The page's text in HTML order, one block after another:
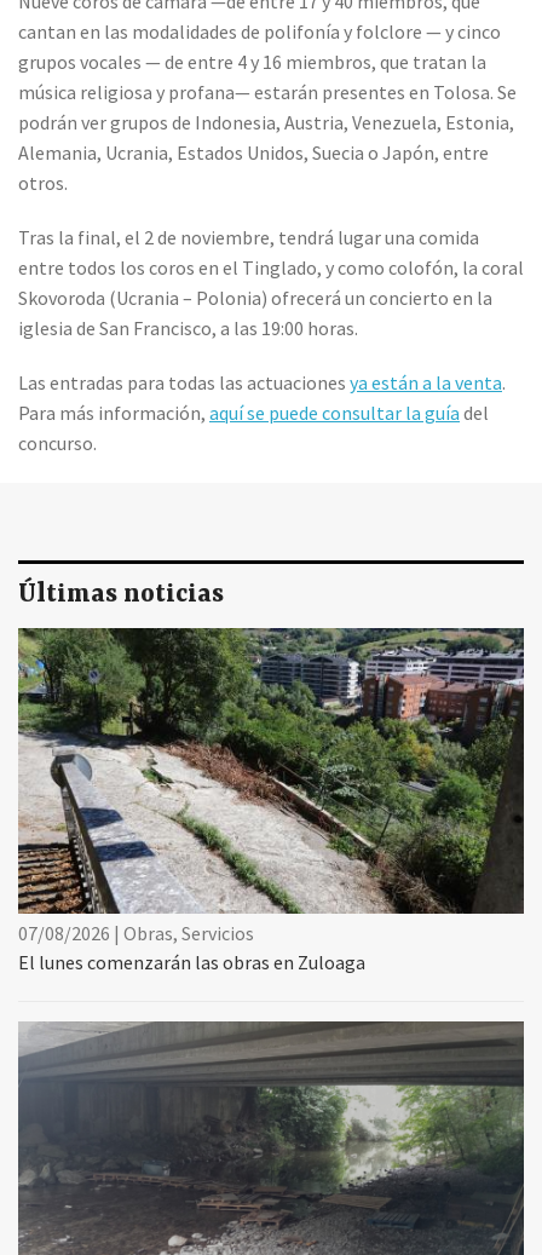
cantan en las modalidades de polifonía y folclore — y cinco
grupos vocales — de entre 4 y 16 miembros, que tratan la
música religiosa y profana— estarán presentes en Tolosa. Se
podrán ver grupos de Indonesia, Austria, Venezuela, Estonia,
Alemania, Ucrania, Estados Unidos, Suecia o Japón, entre
otros.
Tras la final, el 2 de noviembre, tendrá lugar una comida
entre todos los coros en el Tinglado, y como colofón, la coral
Skovoroda (Ucrania – Polonia) ofrecerá un concierto en la
iglesia de San Francisco, a las 19:00 horas.
Las entradas para todas las actuaciones ya están a la venta.
Para más información, aquí se puede consultar la guía del
concurso.
Últimas noticias
07/08/2026 | Obras, Servicios
El lunes comenzarán las obras en Zuloaga